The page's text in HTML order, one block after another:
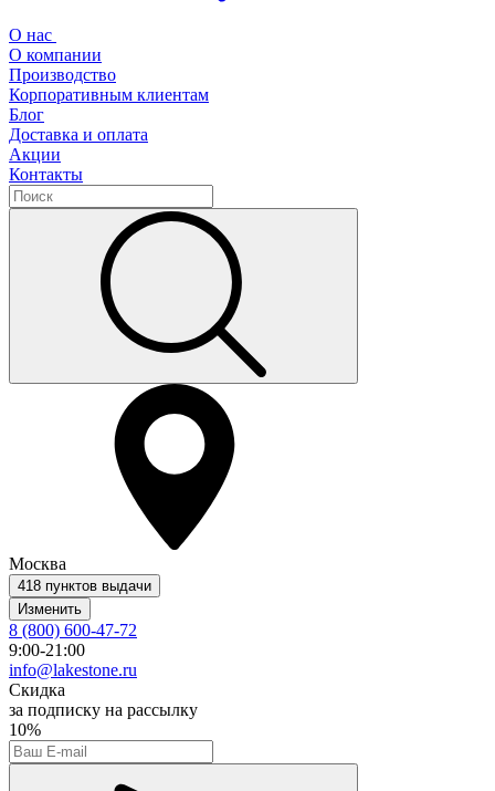
О нас
О компании
Производство
Корпоративным клиентам
Блог
Доставка и оплата
Акции
Контакты
Москва
418 пунктов выдачи
Изменить
8 (800) 600-47-72
9:00-21:00
info@lakestone.ru
Скидка
за подписку на рассылку
10%